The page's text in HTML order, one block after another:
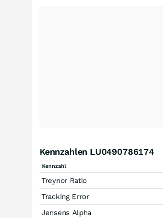
Kennzahlen LU0490786174
Kennzahl
Treynor Ratio
Tracking Error
Jensens Alpha